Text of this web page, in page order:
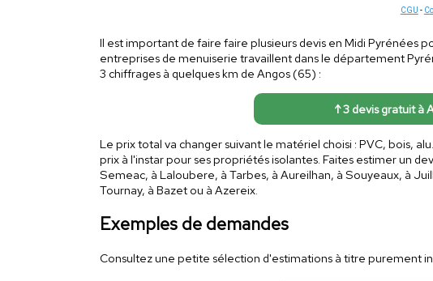
CGU -
Il est important de faire faire plusieurs devis en Midi Pyrénées
entreprises de menuiserie travaillent dans le département
3 chiffrages à quelques km de Angos (65) :
↑ 3 devis gratuit à
Le prix total va changer suivant le matériel choisi : PVC, bois,
prix à l'instar pour ses propriétés isolantes. Faites estimer un
Semeac, à Laloubere, à Tarbes, à Aureilhan, à Souyeaux, à
Tournay, à Bazet ou à Azereix.
Exemples de demandes
Consultez une petite sélection d'estimations à titre purement